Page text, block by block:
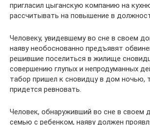
пригласил цыганскую компанию на
рассчитывать на повышение в
Человеку, увидевшему во сне в своем
наяву необоснованно предъявят
решившие поселиться в жилище
совершению глупых и непродуманных
табор пришел к сновидцу в дом ночью,
придется ревновать.
Человек, обнаруживший во сне в своем
семью с ребенком, наяву должен